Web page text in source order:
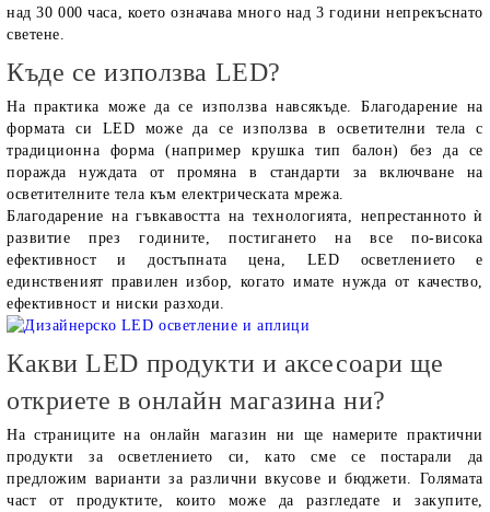
над 30 000 часа, което означава много над 3 години непрекъснато
светене.
Къде се използва LED?
На практика може да се използва навсякъде. Благодарение на
формата си LED може да се използва в осветителни тела с
традиционна форма (например крушка тип балон) без да се
поражда нуждата от промяна в стандарти за включване на
осветителните тела към електрическата мрежа.
Благодарение на гъвкавостта на технологията, непрестанното ѝ
развитие през годините, постигането на все по-висока
ефективност и достъпната цена, LED осветлението е
единственият правилен избор, когато имате нужда от качество,
ефективност и ниски разходи.
Какви LED продукти и аксесоари ще
откриете в онлайн магазина ни?
На страниците на онлайн магазин ни ще намерите практични
продукти за осветлението си, като сме се постарали да
предложим варианти за различни вкусове и бюджети. Голямата
част от продуктите, които може да разгледате и закупите,